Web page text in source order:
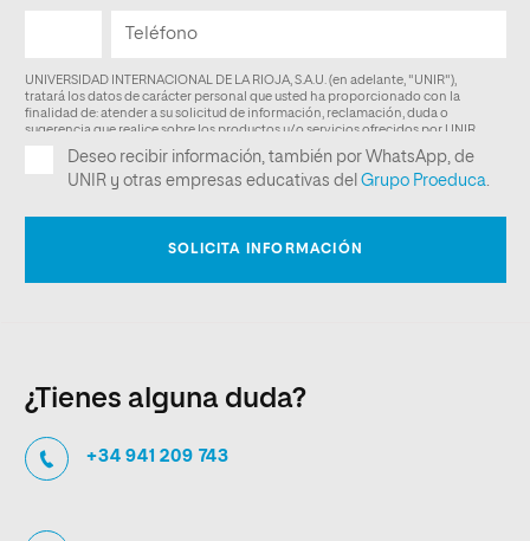
¿Tienes alguna duda?
+34 941 209 743